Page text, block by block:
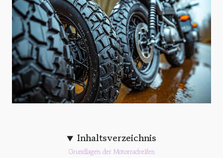
Inhaltsverzeichnis
Grundlagen der Motorradreifen